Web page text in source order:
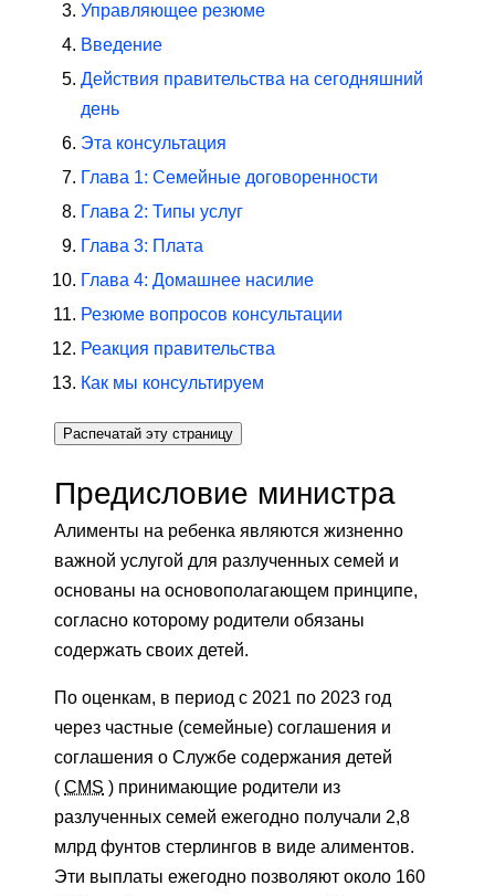
Управляющее резюме
Введение
Действия правительства на сегодняшний
день
Эта консультация
Глава 1: Семейные договоренности
Глава 2: Типы услуг
Глава 3: Плата
Глава 4: Домашнее насилие
Резюме вопросов консультации
Реакция правительства
Как мы консультируем
Распечатай эту страницу
Предисловие министра
Алименты на ребенка являются жизненно
важной услугой для разлученных семей и
основаны на основополагающем принципе,
согласно которому родители обязаны
содержать своих детей.
По оценкам, в период с 2021 по 2023 год
через частные (семейные) соглашения и
соглашения о Службе содержания детей
( CMS ) принимающие родители из
разлученных семей ежегодно получали 2,8
млрд фунтов стерлингов в виде алиментов.
Эти выплаты ежегодно позволяют около 160